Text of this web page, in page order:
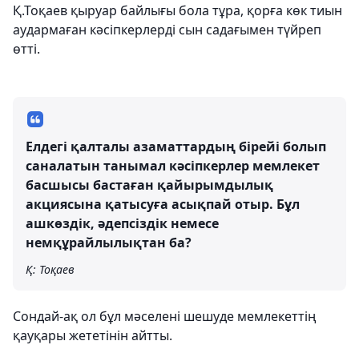
Қ.Тоқаев қыруар байлығы бола тұра, қорға көк тиын
аудармаған кәсіпкерлерді сын садағымен түйреп
өтті.
Елдегі қалталы азаматтардың бірейі болып
саналатын танымал кәсіпкерлер мемлекет
басшысы бастаған қайырымдылық
акциясына қатысуға асықпай отыр. Бұл
ашкөздік, әдепсіздік немесе
немқұрайлылықтан ба?
Қ: Тоқаев
Сондай-ақ ол бұл мәселені шешуде мемлекеттің
қауқары жететінін айтты.